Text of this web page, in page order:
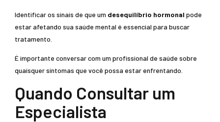
Identificar os sinais de que um desequilíbrio hormonal pode
estar afetando sua saúde mental é essencial para buscar
tratamento.
É importante conversar com um profissional de saúde sobre
quaisquer sintomas que você possa estar enfrentando.
Quando Consultar um
Especialista